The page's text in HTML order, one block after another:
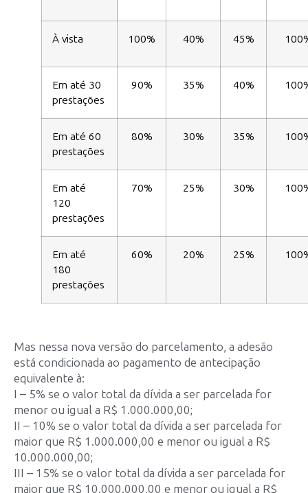
À vista 100% 40% 45%
Em até 30
prestações
90% 35% 40%
Em até 60
prestações
80% 30% 35%
Em até
120
prestações
70% 25% 30%
Em até
180
prestações
60% 20% 25%
Mas nessa nova versão do parcelamento, a adesão
está condicionada ao pagamento de antecipação
equivalente à:
I – 5% se o valor total da dívida a ser parcelada for
menor ou igual a R$ 1.000.000,00;
II – 10% se o valor total da dívida a ser parcelada for
maior que R$ 1.000.000,00 e menor ou igual a R$
10.000.000,00;
III – 15% se o valor total da dívida a ser parcelada for
maior que R$ 10.000.000,00 e menor ou igual a R$